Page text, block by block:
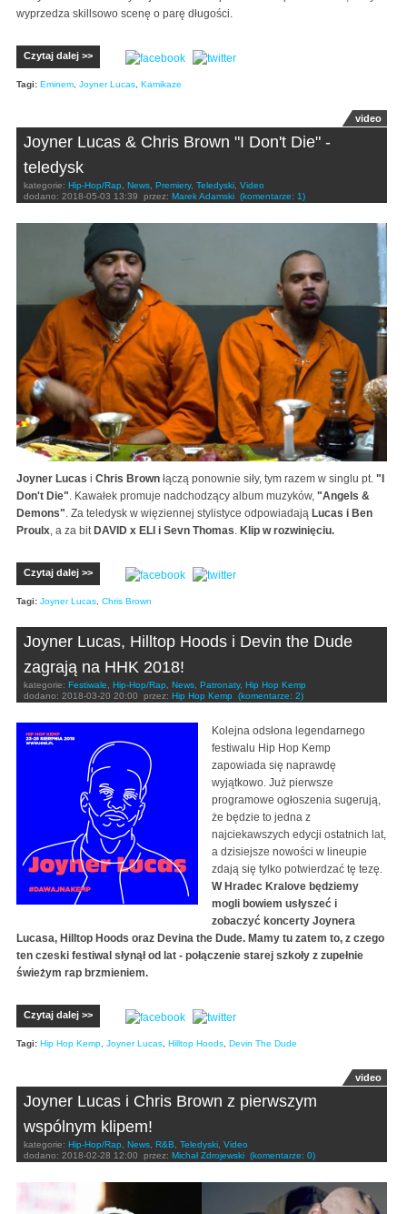
wyprzedza skillsowo scenę o parę długości.
Czytaj dalej >>
Tagi: Eminem Joyner Lucas Kamikaze
video
Joyner Lucas & Chris Brown "I Don't Die" -
teledysk
kategorie: Hip-Hop/Rap News Premiery, Teledyski Video
dodano: 2018-05-03 13:39 przez: Marek Adamski (komentarze: 1)
Joyner Lucas i Chris Brown łączą ponownie siły, tym razem w singlu pt. "I
Don't Die" . Kawałek promuje nadchodzący album muzyków, "Angels &
Demons" . Za teledysk w więziennej stylistyce odpowiadają Lucas i Ben
Proulx , a za bit DAVID x ELI i Sevn Thomas Klip w rozwinięciu.
Czytaj dalej >>
Tagi: Joyner Lucas Chris Brown
Joyner Lucas, Hilltop Hoods i Devin the Dude
zagrają na HHK 2018!
kategorie: Festiwale Hip-Hop/Rap News Patronaty, Hip Hop Kemp
dodano: 2018-03-20 20:00 przez: Hip Hop Kemp (komentarze: 2)
Kolejna odsłona legendarnego
festiwalu Hip Hop Kemp
zapowiada się naprawdę
wyjątkowo. Już pierwsze
programowe ogłoszenia sugerują,
że będzie to jedna z
najciekawszych edycji ostatnich lat,
a dzisiejsze nowości w lineupie
zdają się tylko potwierdzać tę tezę.
W Hradec Kralove będziemy
mogli bowiem usłyszeć i
zobaczyć koncerty Joynera
Lucasa, Hilltop Hoods oraz Devina the Dude. Mamy tu zatem to, z czego
ten czeski festiwal słynął od lat - połączenie starej szkoły z zupełnie
świeżym rap brzmieniem.
Czytaj dalej >>
Tagi: Hip Hop Kemp Joyner Lucas Hilltop Hoods Devin The Dude
video
Joyner Lucas i Chris Brown z pierwszym
wspólnym klipem!
kategorie: Hip-Hop/Rap News R&B Teledyski Video
dodano: 2018-02-28 12:00 przez: Michał Zdrojewski (komentarze: 0)